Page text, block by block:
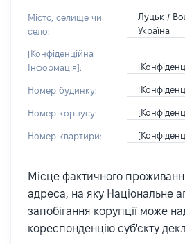
Місто, селище чи
село:
Луцьк /
Україна
[Конфіденційна
Інформація]:
Номер будинку:
Номер корпусу:
Номер квартири:
Місце фактичного
адреса, на яку Національне
запобігання корупції може
кореспонденцію суб'єкту